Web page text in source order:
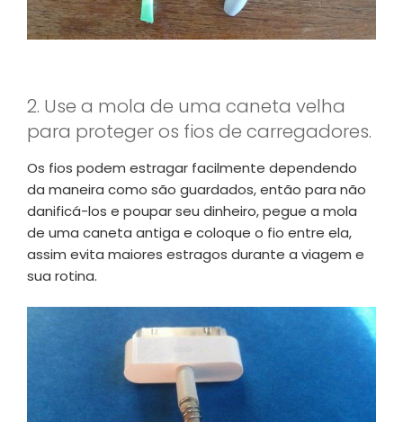
2. Use a mola de uma caneta velha
para proteger os fios de carregadores.
Os fios podem estragar facilmente dependendo
da maneira como são guardados, então para não
danificá-los e poupar seu dinheiro, pegue a mola
de uma caneta antiga e coloque o fio entre ela,
assim evita maiores estragos durante a viagem e
sua rotina.